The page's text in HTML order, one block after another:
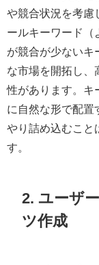
や競合状況を考慮
ールキーワード（
が競合が少ないキ
な市場を開拓し、
性があります。キ
に自然な形で配置
やり詰め込むこと
す。
2. ユーザ
ツ作成